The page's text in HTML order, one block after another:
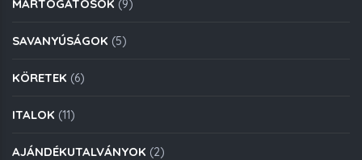
MÁRTOGATÓSOK (9)
SAVANYÚSÁGOK (5)
KÖRETEK (6)
ITALOK (11)
AJÁNDÉKUTALVÁNYOK (2)